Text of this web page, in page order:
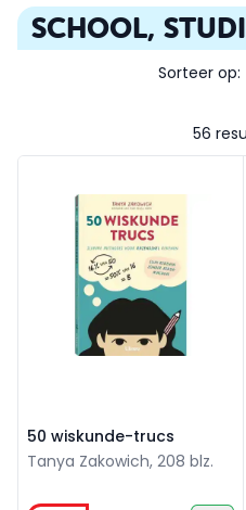
SCHOOL,
56
Sorteer op:
50 wiskunde-trucs
Tanya Zakowich, 208 blz.